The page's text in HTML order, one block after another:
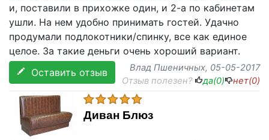
и, поставили в прихожке один, и 2-а по кабинетам
ушли. На нем удобно принимать гостей. Удачно
продумали подлокотники/спинку, все как единое
целое. За такие деньги очень хороший вариант.
Оставить отзыв
Влад Пшеничных, 05-05-2017
Отзыв полезен?
да(0) нет(0)
Диван Блюз